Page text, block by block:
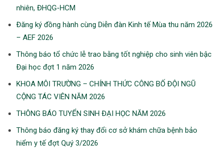
nhiên, ĐHQG-HCM
Đăng ký đồng hành cùng Diễn đàn Kinh tế Mùa thu năm 2026
– AEF 2026
Thông báo tổ chức lễ trao bằng tốt nghiệp cho sinh viên bậc
Đại học đợt 1 năm 2026
KHOA MÔI TRƯỜNG – CHÍNH THỨC CÔNG BỐ ĐỘI NGŨ
CỘNG TÁC VIÊN NĂM 2026
THÔNG BÁO TUYỂN SINH ĐẠI HỌC NĂM 2026
Thông báo đăng ký thay đổi cơ sở khám chữa bệnh bảo
hiểm y tế đợt Quý 3/2026